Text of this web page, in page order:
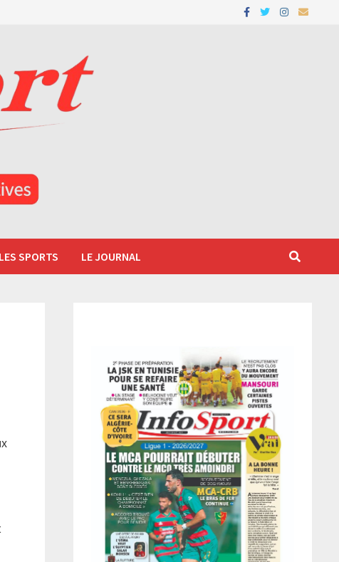
SPORTS LE JOURNAL